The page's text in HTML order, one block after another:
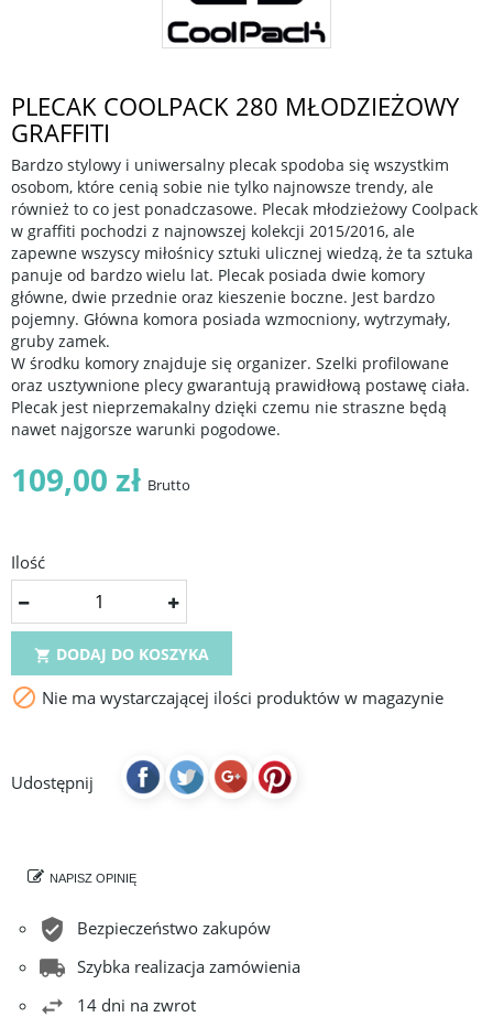
PLECAK COOLPACK 280 MŁODZIEŻOWY
GRAFFITI
Bardzo stylowy i uniwersalny plecak spodoba się wszystkim
osobom, które cenią sobie nie tylko najnowsze trendy, ale
również to co jest ponadczasowe. Plecak młodzieżowy Coolpack
w graffiti pochodzi z najnowszej kolekcji 2015/2016, ale
zapewne wszyscy miłośnicy sztuki ulicznej wiedzą, że ta sztuka
panuje od bardzo wielu lat. Plecak posiada dwie komory
główne, dwie przednie oraz kieszenie boczne. Jest bardzo
pojemny. Główna komora posiada wzmocniony, wytrzymały,
gruby zamek.
W środku komory znajduje się organizer. Szelki profilowane
oraz usztywnione plecy gwarantują prawidłową postawę ciała.
Plecak jest nieprzemakalny dzięki czemu nie straszne będą
nawet najgorsze warunki pogodowe.
109,00 zł Brutto
Ilość
 DODAJ DO KOSZYKA
 Nie ma wystarczającej ilości produktów w magazynie
Udostępnij
NAPISZ OPINIĘ
Bezpieczeństwo zakupów
Szybka realizacja zamówienia
14 dni na zwrot